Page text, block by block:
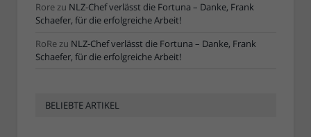
Rorezu NLZ-Chef verlässt die Fortuna – Danke, Frank
Schaefer, für die erfolgreiche Arbeit!
RoRezu NLZ-Chef verlässt die Fortuna – Danke, Frank
Schaefer, für die erfolgreiche Arbeit!
BELIEBTE ARTIKEL